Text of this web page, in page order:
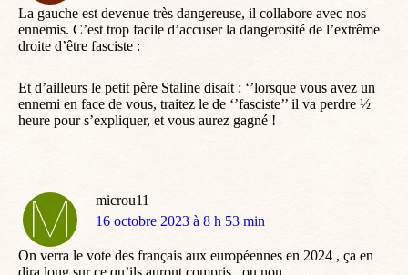
La gauche est devenue très dangereuse, il collabore avec nos
ennemis. C’est trop facile d’accuser la dangerosité de l’extrême
droite d’être fasciste :
Et d’ailleurs le petit père Staline disait : ‘’lorsque vous avez un
ennemi en face de vous, traitez le de ‘’fasciste’’ il va perdre ½
heure pour s’expliquer, et vous aurez gagné !
microu11
dit
16 octobre 2023 à 8 h 53 min
On verra le vote des français aux européennes en 2024 , ça en
dira long sur ce qu’ils auront compris , ou non …